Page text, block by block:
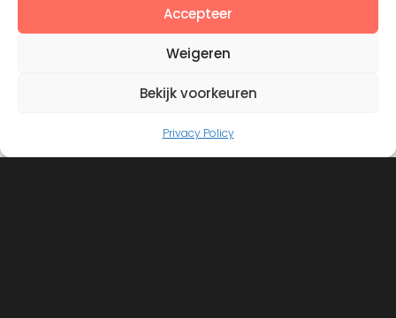
Accepteer
Weigeren
Bekijk voorkeuren
Privacy Policy
View on Instagram